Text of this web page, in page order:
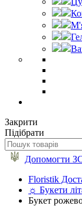
Закрити
Підібрати
Допомогти
Floristik
☼ Букети
Букет